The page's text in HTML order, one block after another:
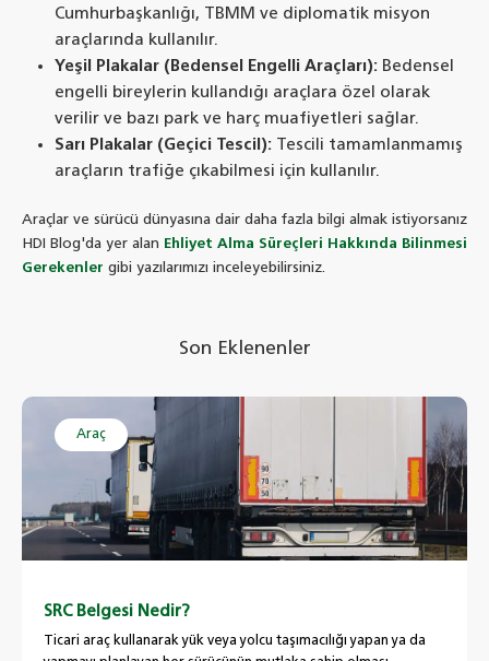
Cumhurbaşkanlığı, TBMM ve diplomatik misyon
araçlarında kullanılır.
Yeşil Plakalar (Bedensel Engelli Araçları): Bedensel
engelli bireylerin kullandığı araçlara özel olarak
verilir ve bazı park ve harç muafiyetleri sağlar.
Sarı Plakalar (Geçici Tescil): Tescili tamamlanmamış
araçların trafiğe çıkabilmesi için kullanılır.
Araçlar ve sürücü dünyasına dair daha fazla bilgi almak istiyorsanız
HDI Blog'da yer alan Ehliyet Alma Süreçleri Hakkında Bilinmesi
Gerekenler gibi yazılarımızı inceleyebilirsiniz.
Son Eklenenler
Araç
SRC Belgesi Nedir?
Ticari araç kullanarak yük veya yolcu taşımacılığı yapan ya da